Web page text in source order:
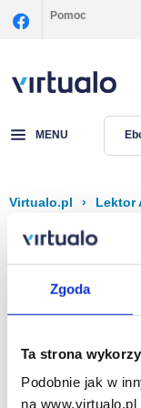
Zgoda
Ta strona
Podobnie jak w
na
Pomoc
MENU
Virtualo.pl › Lektor
Filtruj